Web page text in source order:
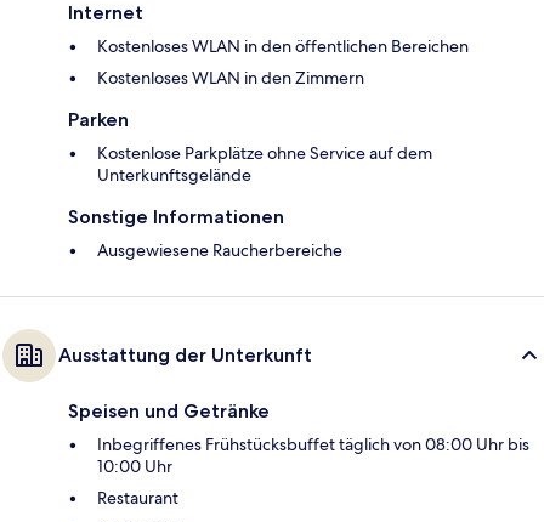
Internet
Kostenloses WLAN in den öffentlichen Bereichen
Kostenloses WLAN in den Zimmern
Parken
Kostenlose Parkplätze ohne Service auf dem
Unterkunftsgelände
Sonstige Informationen
Ausgewiesene Raucherbereiche
Ausstattung der Unterkunft
Speisen und Getränke
Inbegriffenes Frühstücksbuffet täglich von 08:00 Uhr bis
10:00 Uhr
Restaurant